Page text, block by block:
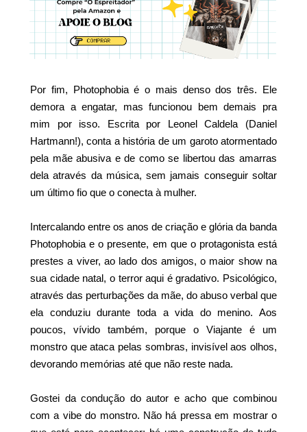
Por fim, Photophobia é o mais denso dos três. Ele
demora a engatar, mas funcionou bem demais pra
mim por isso. Escrita por Leonel Caldela (Daniel
Hartmann!), conta a história de um garoto atormentado
pela mãe abusiva e de como se libertou das amarras
dela através da música, sem jamais conseguir soltar
um último fio que o conecta à mulher.
Intercalando entre os anos de criação e glória da banda
Photophobia e o presente, em que o protagonista está
prestes a viver, ao lado dos amigos, o maior show na
sua cidade natal, o terror aqui é gradativo. Psicológico,
através das perturbações da mãe, do abuso verbal que
ela conduziu durante toda a vida do menino. Aos
poucos, vívido também, porque o Viajante é um
monstro que ataca pelas sombras, invisível aos olhos,
devorando memórias até que não reste nada.
Gostei da condução do autor e acho que combinou
com a vibe do monstro. Não há pressa em mostrar o